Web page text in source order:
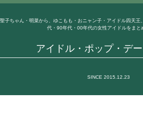
アイドル・ポップ・デ
聖子ちゃん・明菜から、ゆこもも・おニャン子・アイドル四天
代・90年代・00年代の女性アイドルをまと
SINCE 2015.12.23